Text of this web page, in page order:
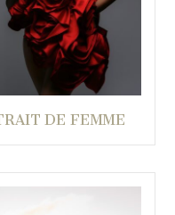
DE FEMME